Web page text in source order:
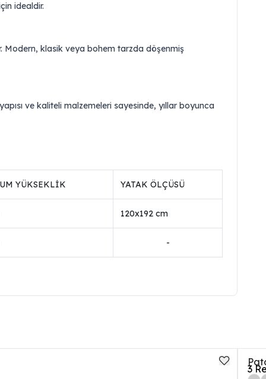
idealdir.
Modern, klasik veya bohem tarzda döşenmiş
ve kaliteli malzemeleri sayesinde, yıllar boyunca
YÜKSEKLİK YATAK ÖLÇÜSÜ
120x192 cm
-
3